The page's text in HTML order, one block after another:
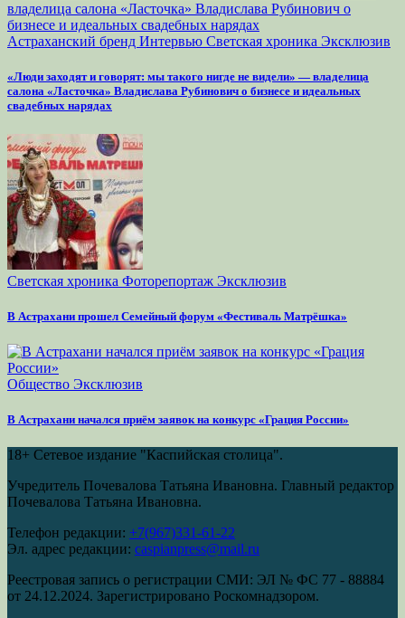
Астраханский бренд Интервью Светская хроника Эксклюзив
«Люди заходят и говорят: мы такого нигде не видели» — владелица
салона «Ласточка» Владислава Рубинович о бизнесе и идеальных
свадебных нарядах
Светская хроника Фоторепортаж Эксклюзив
В Астрахани прошел Семейный форум «Фестиваль Матрёшка»
Общество Эксклюзив
В Астрахани начался приём заявок на конкурс «Грация России»
18+ Сетевое издание "Каспийская столица".
Учредитель Почевалова Татьяна Ивановна. Главный редактор
Почевалова Татьяна Ивановна.
Телефон редакции: +7(967)331-61-22
Эл. адрес редакции: caspianpress@mail.ru
Реестровая запись о регистрации СМИ: ЭЛ № ФС 77 - 88884
от 24.12.2024. Зарегистрировано Роскомнадзором.